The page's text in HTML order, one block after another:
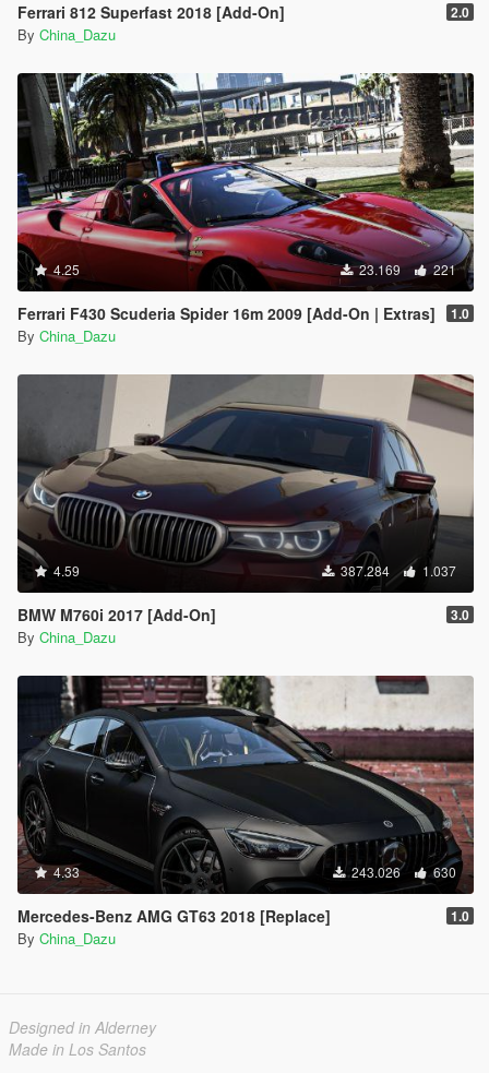
Ferrari 812 Superfast 2018 [Add-On] 2.0
By China_Dazu
4.25 23.169 221
Ferrari F430 Scuderia Spider 16m 2009 [Add-On | Extras] 1.0
By China_Dazu
4.59 387.284 1.037
BMW M760i 2017 [Add-On] 3.0
By China_Dazu
4.33 243.026 630
Mercedes-Benz AMG GT63 2018 [Replace] 1.0
By China_Dazu
Designed in Alderney
Made in Los Santos